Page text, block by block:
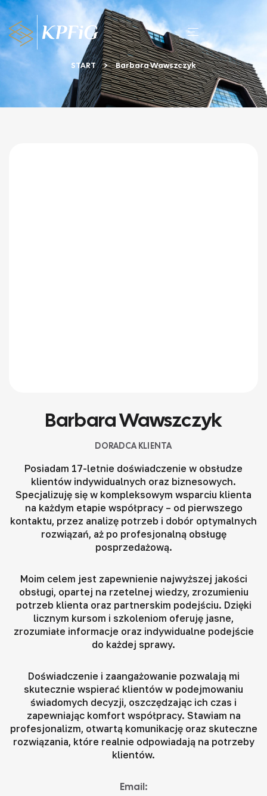
START Barbara Wawszczyk
Barbara Wawszczyk
DORADCA KLIENTA
Posiadam 17-letnie doświadczenie w obsłudze
klientów indywidualnych oraz biznesowych.
Specjalizuję się w kompleksowym wsparciu klienta
na każdym etapie współpracy – od pierwszego
kontaktu, przez analizę potrzeb i dobór optymalnych
rozwiązań, aż po profesjonalną obsługę
posprzedażową.
Moim celem jest zapewnienie najwyższej jakości
obsługi, opartej na rzetelnej wiedzy, zrozumieniu
potrzeb klienta oraz partnerskim podejściu. Dzięki
licznym kursom i szkoleniom oferuję jasne,
zrozumiałe informacje oraz indywidualne podejście
do każdej sprawy.
Doświadczenie i zaangażowanie pozwalają mi
skutecznie wspierać klientów w podejmowaniu
świadomych decyzji, oszczędzając ich czas i
zapewniając komfort współpracy. Stawiam na
profesjonalizm, otwartą komunikację oraz skuteczne
rozwiązania, które realnie odpowiadają na potrzeby
klientów.
Email: